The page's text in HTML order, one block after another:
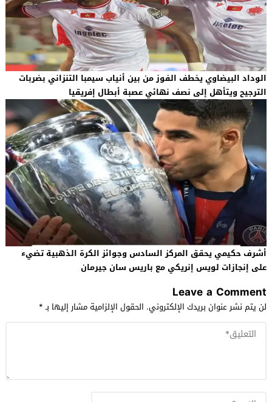
الوداد البيضاوي يخطف الفوز من بين أنياب سيمبا التنزاني بضربات
الترجيح ويتأهل إلى نصف نهائي عصبة أبطال إفريقيا
أشرف حكيمي يحقق المركز السادس وجوائز الكرة الذهبية تضيء
على إنجازات لويس إنريكي مع باريس سان جيرمان
Leave a Comment
لن يتم نشر عنوان بريدك الإلكتروني. الحقول الإلزامية مشار إليها بـ*